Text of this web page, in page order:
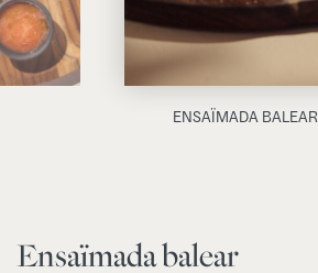
ENSAÏMADA BALEAR
Ensaïmada balear